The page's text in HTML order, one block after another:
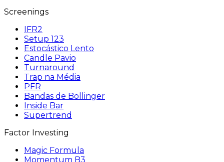
Screenings
IFR2
Setup 123
Estocástico Lento
Candle Pavio
Turnaround
Trap na Média
PFR
Bandas de Bollinger
Inside Bar
Supertrend
Factor Investing
Magic Formula
Momentum B3